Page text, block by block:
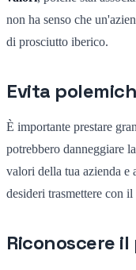
non ha senso che
di prosciutto iberico.
Evita
È importante prestare
potrebbero danneggiare
valori della tua azienda
desideri trasmettere con
Riconoscere